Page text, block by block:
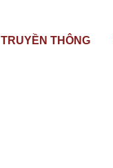
TRUYỀN THÔNG